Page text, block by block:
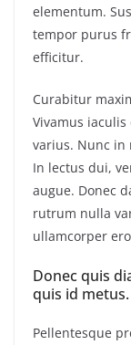
elementum.
tempor purus
efficitur.
Curabitur
Vivamus
varius. Nunc in
In lectus dui,
augue. Donec
rutrum nulla
ullamcorper
Donec quis
quis id metus.
Pellentesque